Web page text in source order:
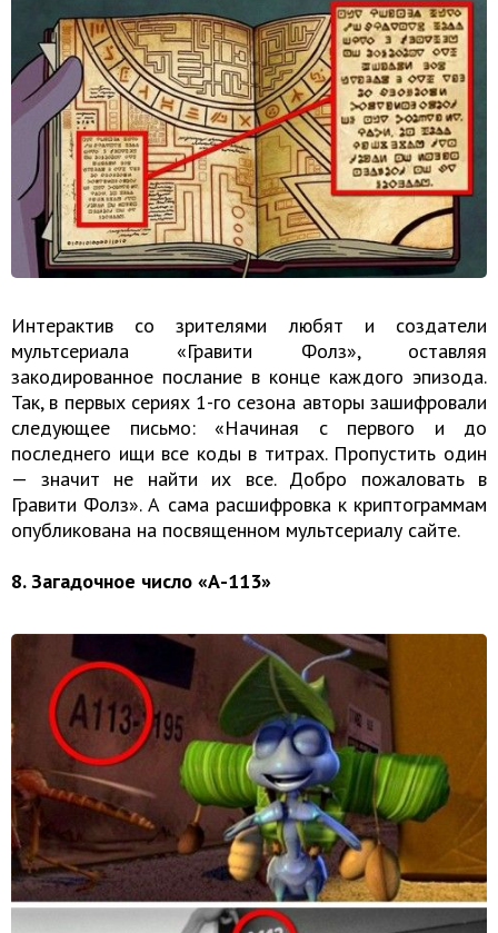
Интерактив со зрителями любят и создатели
мультсериала «Гравити Фолз», оставляя
закодированное послание в конце каждого эпизода.
Так, в первых сериях 1-го сезона авторы зашифровали
следующее письмо: «Начиная с первого и до
последнего ищи все коды в титрах. Пропустить один
— значит не найти их все. Добро пожаловать в
Гравити Фолз». А сама расшифровка к криптограммам
опубликована на посвященном мультсериалу сайте.
8. Загадочное число «А-113»